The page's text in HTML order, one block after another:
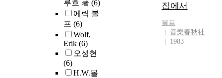
루흐 著 (6)
에릭 볼
프 (6)
Wolf,
Erik (6)
오성현
(6)
H.W.볼
집에서
볼프
音樂春秋社
1983